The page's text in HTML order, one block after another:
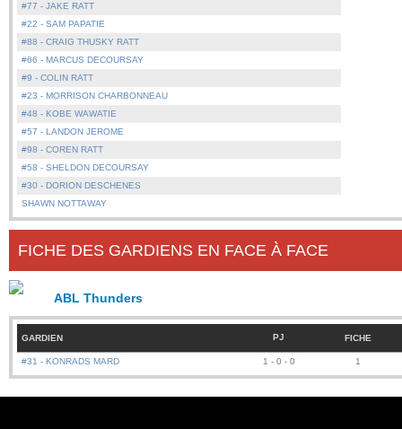
#77 - JAKE RATT
#22 - SAM PAPATIE
#88 - CRAIG THUSKY RATT
#66 - MARCUS DECOURSAY
#9 - COLIN RATT
#23 - MORRISON CHARBONNEAU
#48 - KOBE WAWATIE
#57 - LANDON JEROME
#98 - COREN RATT
#58 - SHELDON DECOURSAY
#30 - DORION DESCHENES
SHAWN NOTTAWAY
FICHE DES GARDIENS EN FACE À FACE
ABL Thunders
GARDIEN PJ FICHE
#31 - KONRADS MARD 1 - 0 - 0 1